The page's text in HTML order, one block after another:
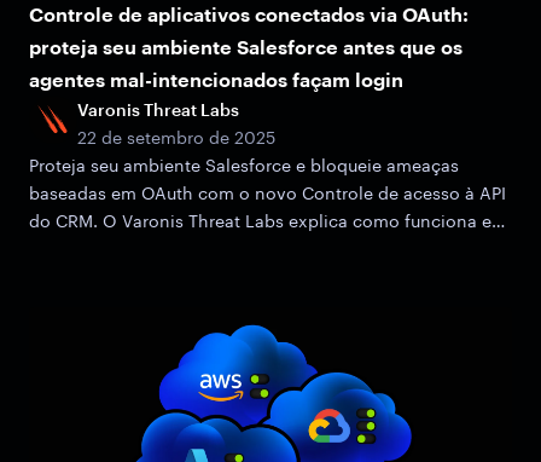
Controle de aplicativos conectados via OAuth:
proteja seu ambiente Salesforce antes que os
agentes mal-intencionados façam login
Varonis Threat Labs
22 de setembro de 2025
Proteja seu ambiente Salesforce e bloqueie ameaças
baseadas em OAuth com o novo Controle de acesso à API
do CRM. O Varonis Threat Labs explica como funciona e